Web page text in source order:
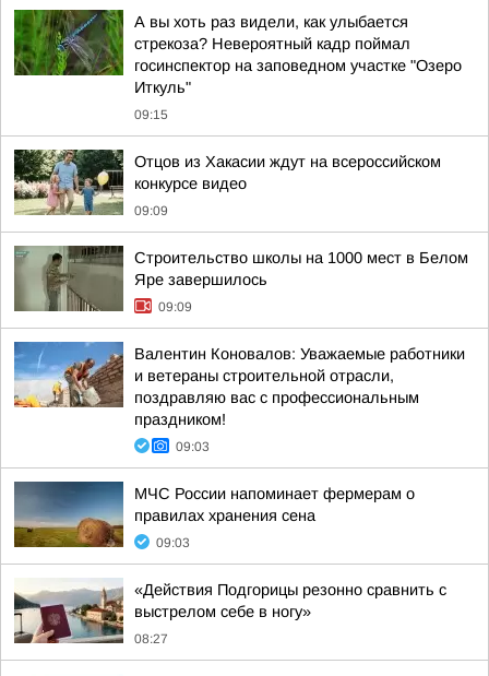
А вы хоть раз видели, как улыбается
стрекоза? Невероятный кадр поймал
госинспектор на заповедном участке "Озеро
Иткуль"
09:15
Отцов из Хакасии ждут на всероссийском
конкурсе видео
09:09
Строительство школы на 1000 мест в Белом
Яре завершилось
09:09
Валентин Коновалов: Уважаемые работники
и ветераны строительной отрасли,
поздравляю вас с профессиональным
праздником!
09:03
МЧС России напоминает фермерам о
правилах хранения сена
09:03
«Действия Подгорицы резонно сравнить с
выстрелом себе в ногу»
08:27